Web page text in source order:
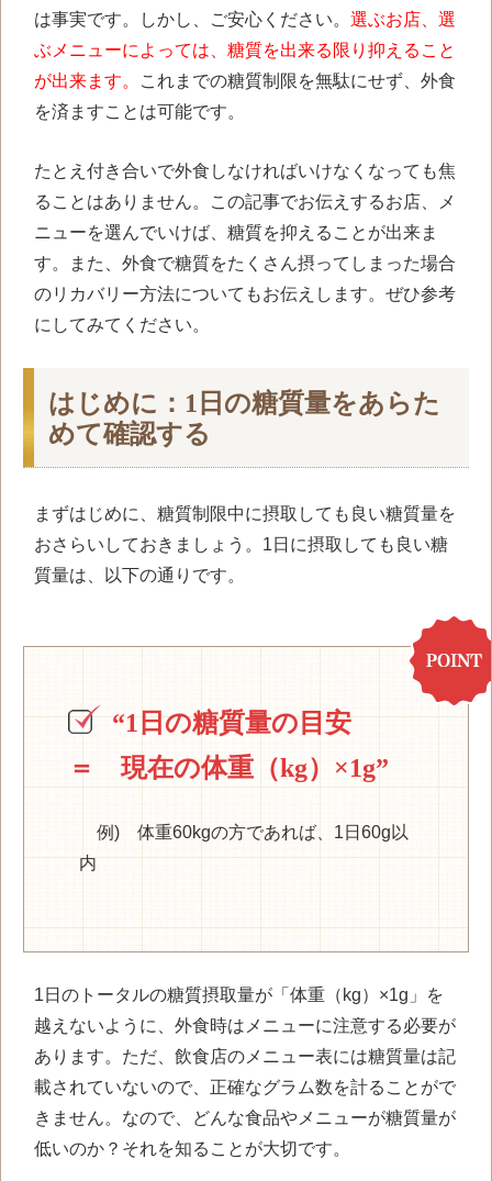
は事実です。しかし、ご安心ください。 選ぶお店、選
ぶメニューによっては、糖質を出来る限り抑えること
が出来ます。
これまでの糖質制限を無駄にせず、外食
を済ますことは可能です。
たとえ付き合いで外食しなければいけなくなっても焦
ることはありません。この記事でお伝えするお店、メ
ニューを選んでいけば、糖質を抑えることが出来ま
す。また、 外食で糖質をたくさん摂ってしまった場合
のリカバリー方法についてもお伝えします。 ぜひ参考
にしてみてください。
はじめに：1日の糖質量をあらた
めて確認する
まずはじめに、糖質制限中に摂取しても良い糖質量を
おさらいしておきましょう。1日に摂取しても良い糖
質量は、以下の通りです。
“1日の糖質量の目安
＝ 現在の体重（kg）×1g”
例) 体重60kgの方であれば、1日60g以
内
1日のトータルの糖質摂取量が「体重（kg）×1g」を
越えないように、外食時はメニューに注意する必要が
あります。ただ、飲食店のメニュー表には糖質量は記
載されていないので、正確なグラム数を計ることがで
きません。なので、どんな食品やメニューが糖質量が
低いのか？それを知ることが大切です。